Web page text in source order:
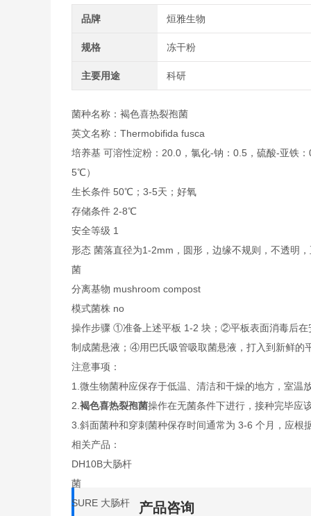
品牌 烜雅生物
规格 冻干粉
主要用途 科研
菌种名称：褐色喜热裂孢菌
英文名称：Thermobifida fusca
培养基 可溶性淀粉：20.0，氯化-钠：0.5，硫酸-亚铁
5℃）
生长条件 50℃；3-5天；好氧
存储条件 2-8℃
安全等级 1
形态 菌落直径为1-2mm，圆形，边缘不规则，不透明
菌
分离基物 mushroom compost
模式菌株 no
操作步骤 ①准备上述平板 1-2 块；②平板表面消毒后
制成菌悬液；④用巴氏吸管吸取菌悬液，打入到新鲜
注意事项：
1.微生物菌种应保存于低温、清洁和干燥的地方，室温
2. 褐色喜热裂孢菌操作在无菌条件下进行，接种完毕应
3.斜面菌种和穿刺菌种保存时间通常为 3-6 个月，应
相关产品：
DH10B大肠杆
菌
SURE 大肠杆
产品咨询